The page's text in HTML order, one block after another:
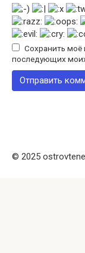
Сохранить моё
последующих
© 2025